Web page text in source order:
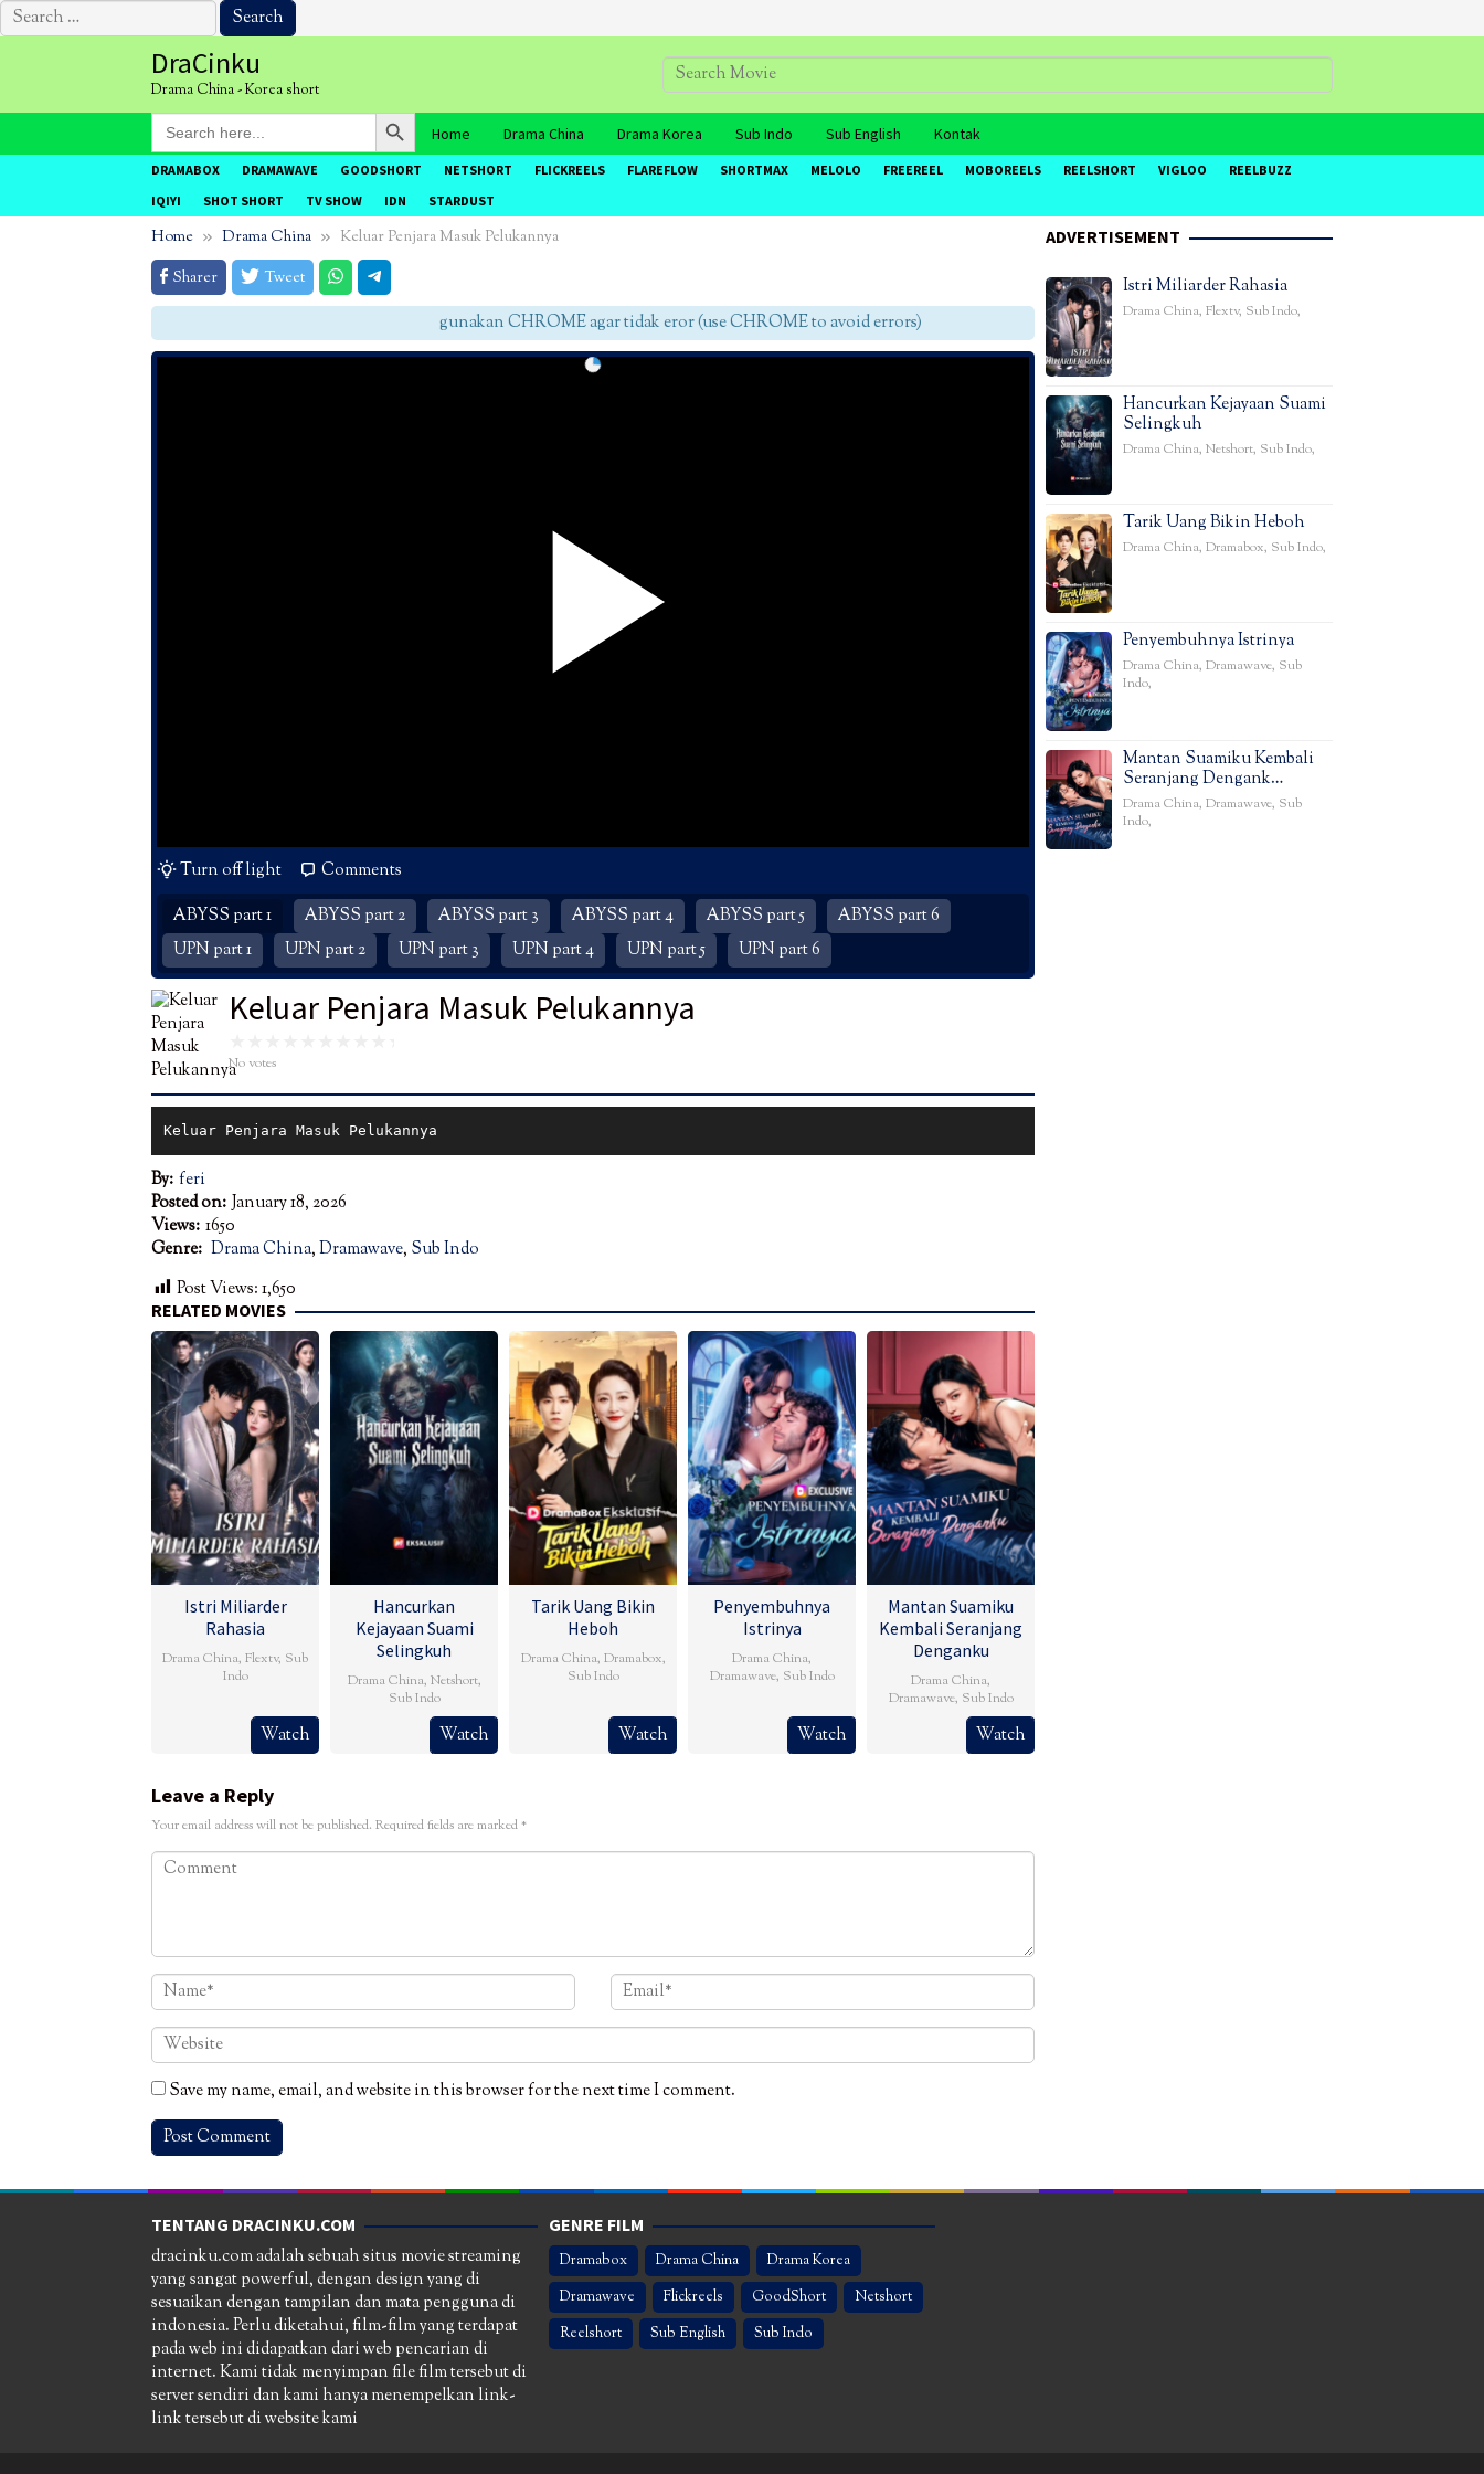
Search
for:
DraCinku
Drama China - Korea short
Search
for:
Search Button
Home Drama China Drama Korea Sub Indo Sub English Kontak
DRAMABOX DRAMAWAVE GOODSHORT NETSHORT FLICKREELS FLAREFLOW SHORTMAX MELOLO FREEREEL MOBOREELS REELSHORT VIGLOO
REELBUZZ
IQIYI
SHOT SHORT TV SHOW IDN STARDUST
Home Drama China
Keluar Penjara Masuk Pelukannya
Sharer
Tweet
gunakan CHROME agar tidak eror (use CHROME to avoid errors)
Turn off light
Comments
ABYSS part 1
ABYSS part 2 ABYSS part 3 ABYSS part 4 ABYSS part 5
ABYSS part 6
UPN part 1
UPN part 2 UPN part 3 UPN part 4 UPN part 5 UPN part 6
Keluar Penjara Masuk Pelukannya
No votes
Keluar Penjara Masuk Pelukannya
By: feri
Posted on: January 18, 2026
Views: 1650
Genre: Drama China,Dramawave, Sub Indo
Post Views:1,650
RELATED MOVIES
Istri Miliarder
Rahasia
Drama China, Flextv, Sub
Indo
Watch
Hancurkan
Kejayaan Suami
Selingkuh
Drama China, Netshort,
Sub Indo
Watch
Tarik Uang Bikin
Heboh
Drama China, Dramabox,
Sub Indo
Watch
Penyembuhnya
Istrinya
Drama China,
Dramawave, Sub Indo
Watch
Mantan Suamiku
Kembali Seranjang
Denganku
Drama China,
Dramawave, Sub Indo
Watch
Leave a Reply
Your email address will not be published. Required fields are marked*
Save my name, email, and website in this browser for the next time I comment.
ADVERTISEMENT
Istri Miliarder Rahasia
Drama China, Flextv, Sub Indo,
Hancurkan Kejayaan Suami
Selingkuh
Drama China, Netshort, Sub Indo,
Tarik Uang Bikin Heboh
Drama China, Dramabox, Sub Indo,
Penyembuhnya Istrinya
Drama China, Dramawave, Sub
Indo,
Mantan Suamiku Kembali
Seranjang Dengank…
Drama China, Dramawave, Sub
Indo,
TENTANG DRACINKU.COM
dracinku.com adalah sebuah situs movie streaming
yang sangat powerful, dengan design yang di
sesuaikan dengan tampilan dan mata pengguna di
indonesia. Perlu diketahui, film-film yang terdapat
pada web ini didapatkan dari web pencarian di
internet. Kami tidak menyimpan file film tersebut di
server sendiri dan kami hanya menempelkan link-
link tersebut di website kami
GENRE FILM
Dramabox Drama China
Drama Korea
Dramawave
Flickreels GoodShort
Netshort
Reelshort
Sub English Sub Indo